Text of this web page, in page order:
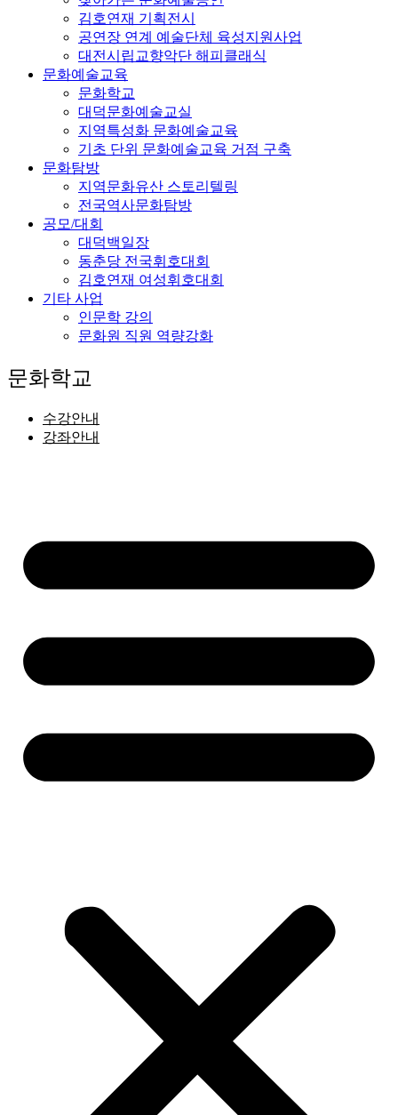
김호연재 기획전시
공연장 연계 예술단체 육성지원사업
대전시립교향악단 해피클래식
문화예술교육
문화학교
대덕문화예술교실
지역특성화 문화예술교육
기초 단위 문화예술교육 거점 구축
문화탐방
지역문화유산 스토리텔링
전국역사문화탐방
공모/대회
대덕백일장
동춘당 전국휘호대회
김호연재 여성휘호대회
기타 사업
인문학 강의
문화원 직원 역량강화
문화학교
수강안내
강좌안내